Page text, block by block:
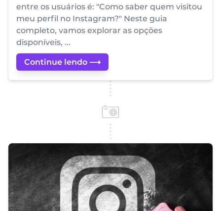
entre os usuários é: "Como saber quem visitou
meu perfil no Instagram?" Neste guia
completo, vamos explorar as opções
disponíveis, ...
Continue lendo ⟶